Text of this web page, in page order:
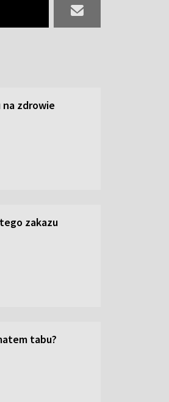
na zdrowie
zakazu
tabu?